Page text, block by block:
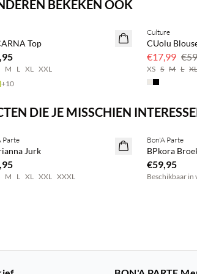
BEKEKEN OOK
DEAL
Top
M L XL XXL
+10
70% korting
Culture
CUolu
€17,99
XS S M L
DIE JE MISSCHIEN
min. 2 & bespaar 20%
Parte
Jurk
M L XL XXL XXXL
NEWS
Koop min. 2
Bon'A Parte
BPkora
€59,95
Beschikbaar in